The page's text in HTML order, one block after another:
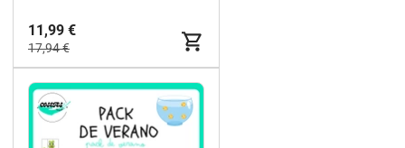
11,99 €
17,94 €